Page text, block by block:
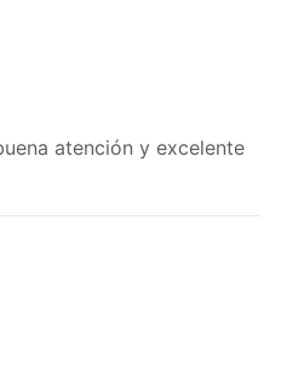
atención y excelente